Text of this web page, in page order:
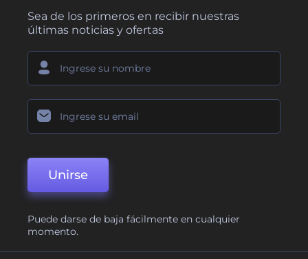
Sea de los primeros en recibir nuestras
últimas noticias y ofertas
Unirse
Puede darse de baja fácilmente en cualquier
momento.